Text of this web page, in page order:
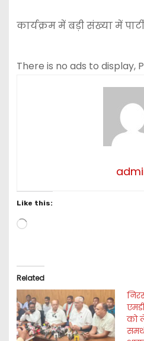
कार्यक्रम में बड़ी संख्या में
There is no ads to display,
Like this:
L
n
g
…
Related
को